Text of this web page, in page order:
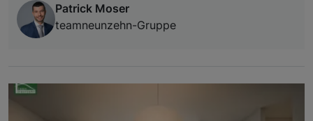
Patrick Moser
teamneunzehn-Gruppe